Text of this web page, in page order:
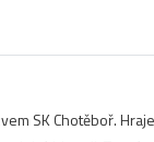
SK Chotěboř.